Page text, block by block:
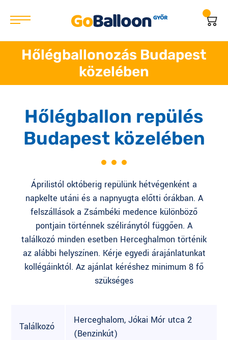
Hőlégballonozás Budapest
közelében
Hőlégballon repülés
Budapest közelében
Áprilistól októberig repülünk hétvégenként a
napkelte utáni és a napnyugta előtti órákban. A
felszállások a Zsámbéki medence különböző
pontjain történnek széliránytól függően. A
találkozó minden esetben Herceghalmon történik
az alábbi helyszínen. Kérje egyedi árajánlatunkat
kollégáinktól. Az ajánlat kéréshez minimum 8 fő
szükséges
Találkozó
Herceghalom, Jókai Mór utca 2
(Benzinkút)